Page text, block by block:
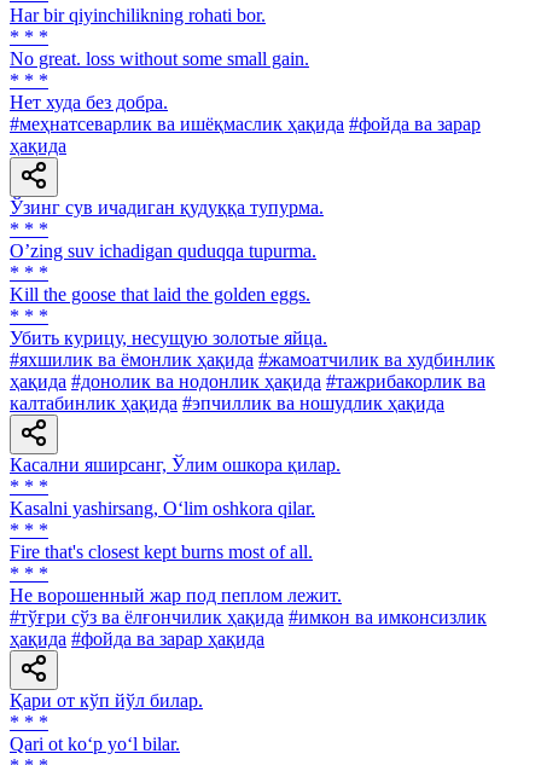
Har bir qiyinchilikning rohati bor.
* * *
No great. loss without some small gain.
* * *
Нет худа без добра.
#меҳнатсеварлик ва ишёқмаслик ҳақида #фойда ва зарар
ҳақида
Ўзинг сув ичадиган қудуққа тупурма.
* * *
Oʼzing suv ichadigan quduqqa tupurma.
* * *
Kill the goose that laid the golden eggs.
* * *
Убить курицу, несущую золотые яйца.
#яхшилик ва ёмонлик ҳақида #жамоатчилик ва худбинлик
ҳақида #донолик ва нодонлик ҳақида #тажрибакорлик ва
калтабинлик ҳақида #эпчиллик ва ношудлик ҳақида
Касални яширсанг, Ўлим ошкора қилар.
* * *
Kasalni yashirsang, O‘lim oshkora qilar.
* * *
Fire that's closest kept burns most of all.
* * *
He ворошенный жар под пеплом лежит.
#тўғри сўз ва ёлғончилик ҳақида #имкон ва имконсизлик
ҳақида #фойда ва зарар ҳақида
Қари от кўп йўл билар.
* * *
Qari ot ko‘p yo‘l bilar.